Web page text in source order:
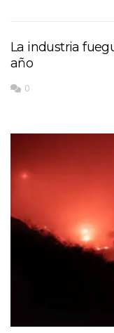
La industria
año
0